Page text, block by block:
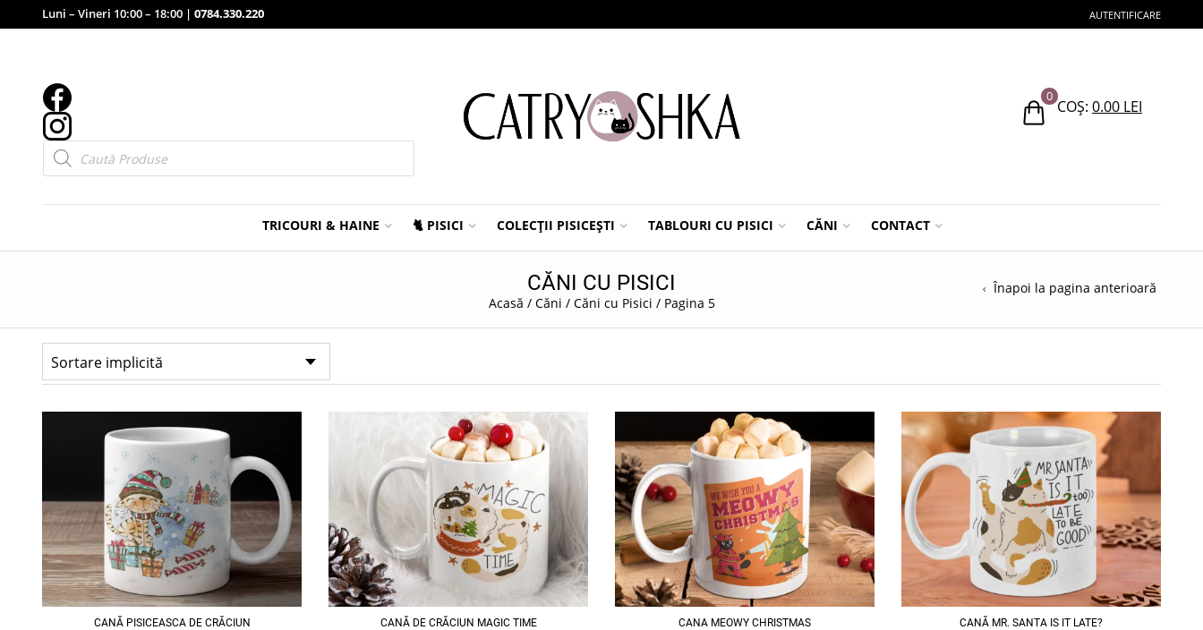
Luni – Vineri 10:00 – 18:00 | 0784.330.220 AUTENTIFICARE
Products
search
0
COȘ: 0.00 LEI
TRICOURI & HAINE 🐈 PISICI COLECȚII PISICEȘTI TABLOURI CU PISICI CĂNI CONTACT
CĂNI CU PISICI
Acasă / Căni / Căni cu Pisici / Pagina 5
Înapoi la pagina anterioară
CANĂ PISICEASCA DE CRĂCIUN CANĂ DE CRĂCIUN MAGIC TIME CANA MEOWY CHRISTMAS CANĂ MR. SANTA IS IT LATE?